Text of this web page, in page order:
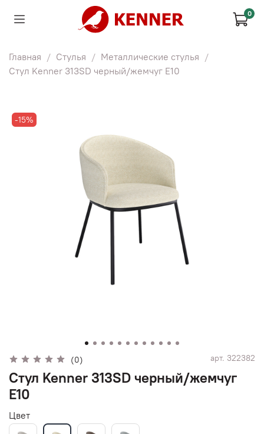
0
Главная Стулья
Металлические стулья
Стул Kenner 313SD черный/жемчуг E10
-15%
(0) арт. 322382
Стул Kenner 313SD черный/жемчуг
E10
Цвет